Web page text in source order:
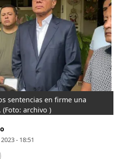
sentencias en firme una
(Foto: archivo )
- 18:51